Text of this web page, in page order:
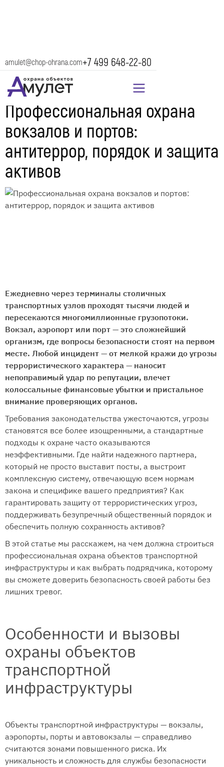
amulet@chop-ohrana.com+7 499 648-22-80
19 сентября 2025
Профессиональная охрана
вокзалов и портов:
антитеррор, порядок и защита
активов
Ежедневно через терминалы столичных
транспортных узлов проходят тысячи людей и
пересекаются многомиллионные грузопотоки.
Вокзал, аэропорт или порт — это сложнейший
организм, где вопросы безопасности стоят на первом
месте. Любой инцидент — от мелкой кражи до угрозы
террористического характера — наносит
непоправимый удар по репутации, влечет
колоссальные финансовые убытки и пристальное
внимание проверяющих органов.
Требования законодательства ужесточаются, угрозы
становятся все более изощренными, а стандартные
подходы к охране часто оказываются
неэффективными. Где найти надежного партнера,
который не просто выставит посты, а выстроит
комплексную систему, отвечающую всем нормам
закона и специфике вашего предприятия? Как
гарантировать защиту от террористических угроз,
поддерживать безупречный общественный порядок и
обеспечить полную сохранность активов?
В этой статье мы расскажем, на чем должна строиться
профессиональная охрана объектов транспортной
инфраструктуры и как выбрать подрядчика, которому
вы сможете доверить безопасность своей работы без
лишних тревог.
Особенности и вызовы
охраны объектов
транспортной
инфраструктуры
Объекты транспортной инфраструктуры — вокзалы,
аэропорты, порты и автовокзалы — справедливо
считаются зонами повышенного риска. Их
уникальность и сложность для службы безопасности